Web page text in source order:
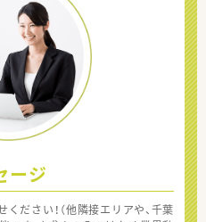
ージ
ださい！（他隣接エリアや、千葉